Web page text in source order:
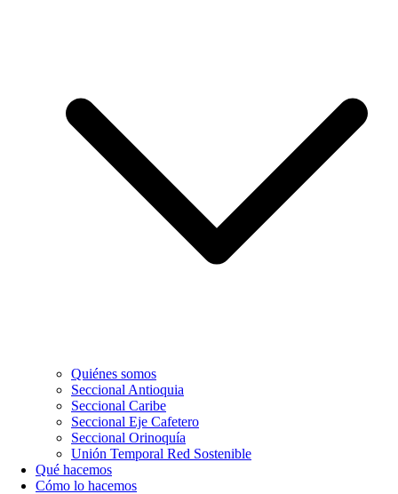
Quiénes somos
Seccional Antioquia
Seccional Caribe
Seccional Eje Cafetero
Seccional Orinoquía
Unión Temporal Red Sostenible
Qué hacemos
Cómo lo hacemos